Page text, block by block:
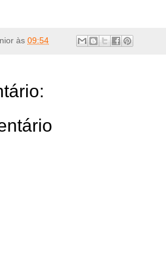
às 09:54